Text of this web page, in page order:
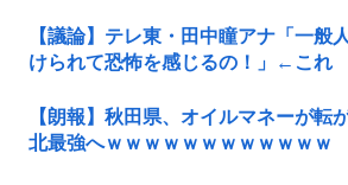
【議論】テレ東・田中瞳アナ「一般
けられて恐怖を感じるの！」←これ
【朗報】秋田県、オイルマネーが転
北最強へｗｗｗｗｗｗｗｗｗｗｗｗ